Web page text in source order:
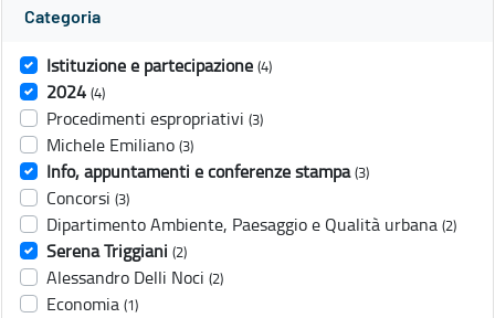
Categoria
Istituzione e partecipazione (4)
2024 (4)
Procedimenti espropriativi (3)
Michele Emiliano (3)
Info, appuntamenti e conferenze stampa (3)
Concorsi (3)
Dipartimento Ambiente, Paesaggio e Qualità urbana (2)
Serena Triggiani (2)
Alessandro Delli Noci (2)
Economia (1)